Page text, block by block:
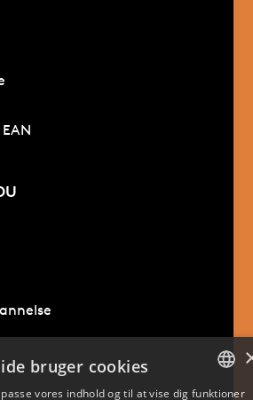
bruger cookies
vores indhold og til at vise dig funktioner